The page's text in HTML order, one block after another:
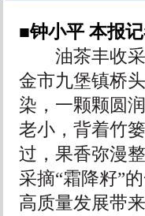
■钟小平 本报
油茶丰收采
金市九堡镇桥
染，一颗颗圆
老小，背着竹
过，果香弥漫
采摘“霜降籽”
高质量发展带